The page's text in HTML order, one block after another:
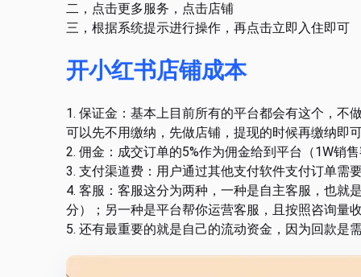
二，点击更多服务，点击店铺
三，根据系统提示进行操作，再点击立即入住即可
开小红书店铺成本
1. 保证金：基本上目前所有的平台都会有这个，不
可以先不用缴纳，先做店铺，提现的时候再缴纳即
2. 佣金：成交订单的5%作为佣金给到平台（1W销
3. 支付渠道费：用户通过其他支付软件支付订单需
4. 客服：客服这分为两种，一种是自主客服，也就
分）；另一种是平台帮你运营客服，且按照咨询量
5. 还有最重要的就是自己的流动资金，因为回款是